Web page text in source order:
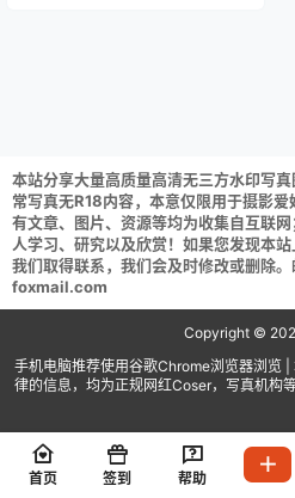
本站分享大量高质量高清无三方水印写
常写真无R18内容，本意仅限用于摄影
有文章、图片、资源等均为收集自互联
人学习、研究以及欣赏！如果您发现本
我们取得联系，我们会及时修改或删除
foxmail.com
Copyright ©
手机电脑推荐使用谷歌Chrome浏览器浏览
律的信息，均为正规网红Coser，写真机构
首页 签到 帮助